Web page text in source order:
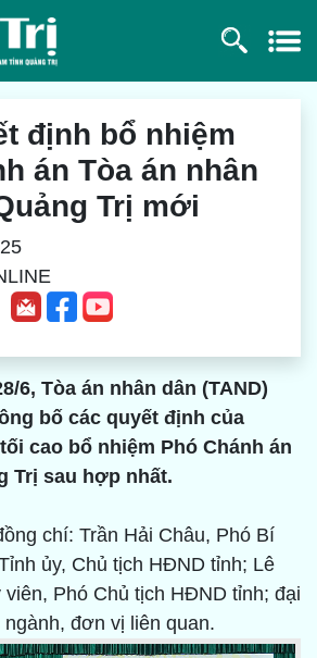
định bổ nhiệm
án Tòa án nhân
Trị mới
6, Tòa án nhân dân (TAND)
bố các quyết định của
cao bổ nhiệm Phó Chánh án
Trị sau hợp nhất.
chí: Trần Hải Châu, Phó Bí
ủy, Chủ tịch HĐND tỉnh; Lê
Phó Chủ tịch HĐND tỉnh; đại
đơn vị liên quan.